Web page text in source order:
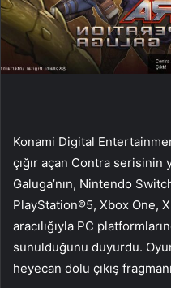
Konami Digital
çığır açan Contra
Galuga’nın, Nintendo
PlayStation®5, Xbox One,
aracılığıyla PC
sunulduğunu duyurdu.
heyecan dolu çıkış